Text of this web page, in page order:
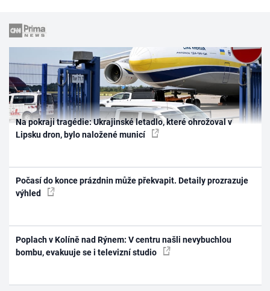
Na pokraji tragédie: Ukrajinské letadlo, které ohrožoval v
Lipsku dron, bylo naložené municí
Počasí do konce prázdnin může překvapit. Detaily prozrazuje
výhled
Poplach v Kolíně nad Rýnem: V centru našli nevybuchlou
bombu, evakuuje se i televizní studio